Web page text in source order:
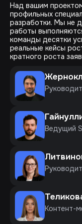
Над вашим
профильных
разработки. Мы не
работы
команды десятки
реальные кейсы
кратного роста
Ведущий
Контент-